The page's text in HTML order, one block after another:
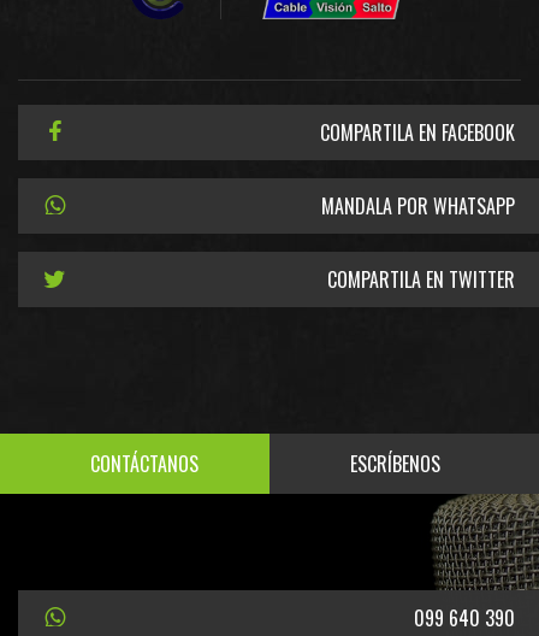
COMPARTILA EN FACEBOOK
MANDALA POR WHATSAPP
COMPARTILA EN TWITTER
CONTÁCTANOS ESCRÍBENOS
099 640 390